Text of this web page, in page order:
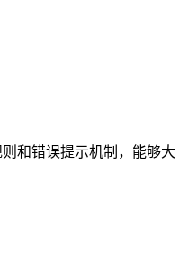
和错误提示机制，能够大